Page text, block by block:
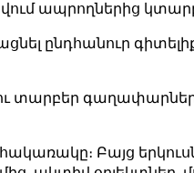
ապրողներից
ընդհանուր
տարբեր
Բայց